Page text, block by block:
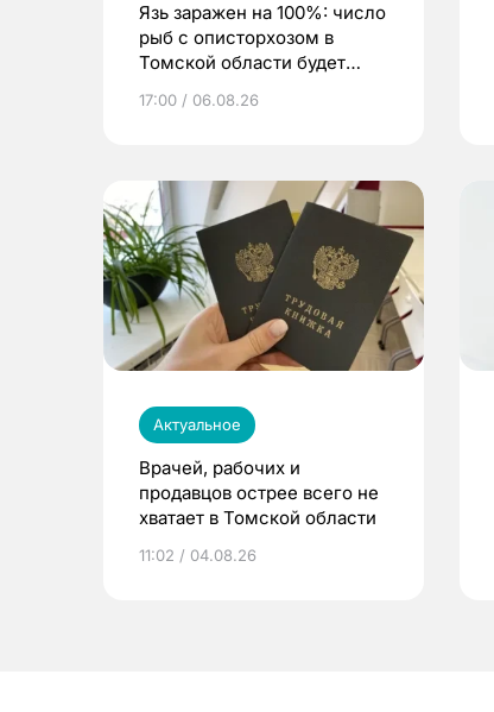
Язь заражен на 100%: число
рыб с описторхозом в
Томской области будет
17:00 / 06.08.26
Актуальное
Врачей, рабочих и
продавцов острее всего не
хватает в Томской области
11:02 / 04.08.26